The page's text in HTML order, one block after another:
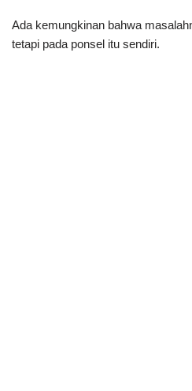
Ada kemungkinan bahwa
tetapi pada ponsel itu sendiri.